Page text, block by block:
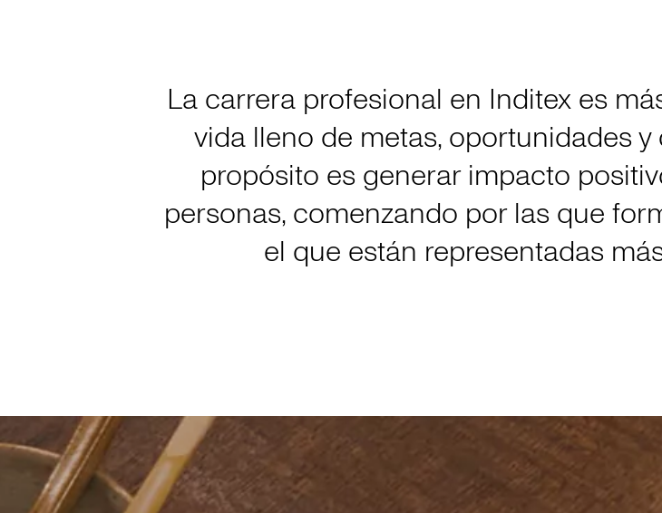
La carrera profesional en Inditex es
vida lleno de metas, oportunidades
propósito es generar impacto
personas, comenzando por las que
el que están representadas